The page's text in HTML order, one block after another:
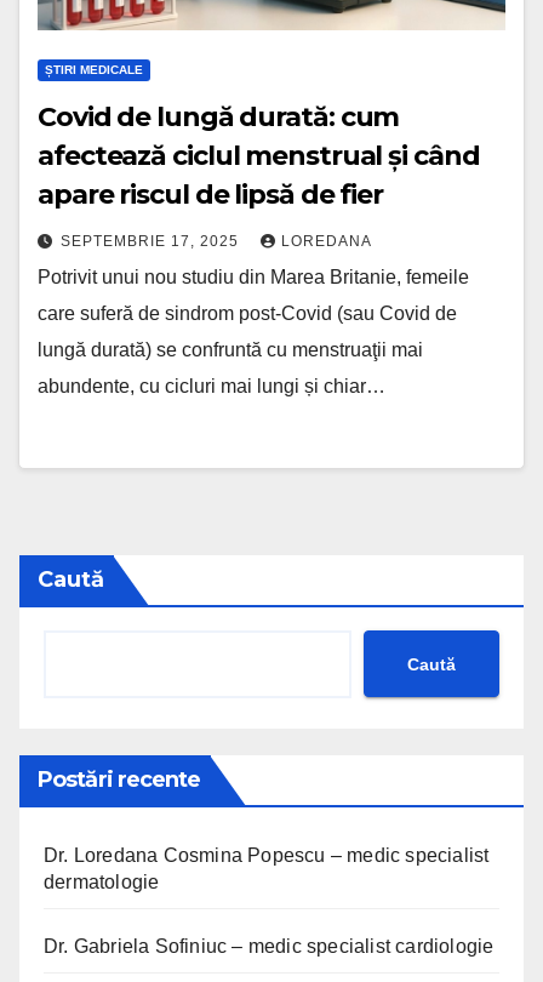
ȘTIRI MEDICALE
Covid de lungă durată: cum
afectează ciclul menstrual și când
apare riscul de lipsă de fier
SEPTEMBRIE 17, 2025 LOREDANA
Potrivit unui nou studiu din Marea Britanie, femeile
care suferă de sindrom post-Covid (sau Covid de
lungă durată) se confruntă cu menstruaţii mai
abundente, cu cicluri mai lungi și chiar…
Caută
Caută
Postări recente
Dr. Loredana Cosmina Popescu – medic specialist
dermatologie
Dr. Gabriela Sofiniuc – medic specialist cardiologie